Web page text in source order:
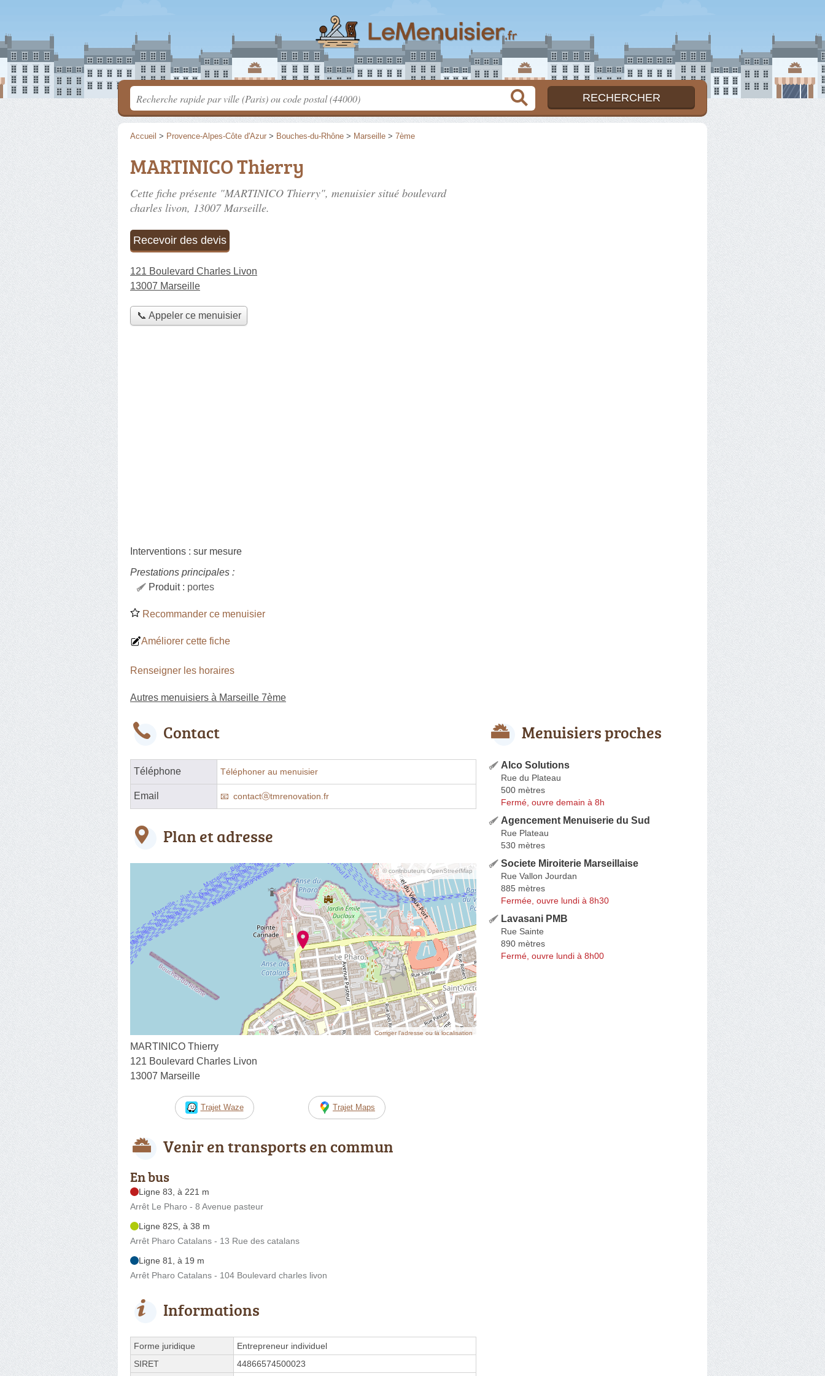
Accueil > Provence-Alpes-Côte d'Azur > Bouches-du-Rhône > Marseille > 7ème
MARTINICO Thierry
Cette fiche présente "MARTINICO Thierry", menuisier situé boulevard
charles livon, 13007 Marseille.
Recevoir des devis
121 Boulevard Charles Livon
13007 Marseille
📞 Appeler ce menuisier
Interventions : sur mesure
Prestations principales :
Produit : portes
Recommander ce menuisier
Améliorer cette fiche
Renseigner les horaires
Autres menuisiers à Marseille 7ème
Contact
Téléphone Téléphoner au menuisier
Email contactⓐtmrenovation.fr
Plan et adresse
© contributeurs OpenStreetMap
Corriger l’adresse ou la localisation
MARTINICO Thierry
121 Boulevard Charles Livon
13007 Marseille
Trajet Waze Trajet Maps
Venir en transports en commun
En bus
Ligne 83, à 221 m
Arrêt Le Pharo - 8 Avenue pasteur
Ligne 82S, à 38 m
Arrêt Pharo Catalans - 13 Rue des catalans
Ligne 81, à 19 m
Arrêt Pharo Catalans - 104 Boulevard charles livon
Informations
Forme juridique
Entrepreneur individuel
SIRET
44866574500023
Menuisiers proches
Alco Solutions
Rue du Plateau
500 mètres
Fermé, ouvre demain à 8h
Agencement Menuiserie du Sud
Rue Plateau
530 mètres
Societe Miroiterie Marseillaise
Rue Vallon Jourdan
885 mètres
Fermée, ouvre lundi à 8h30
Lavasani PMB
Rue Sainte
890 mètres
Fermé, ouvre lundi à 8h00